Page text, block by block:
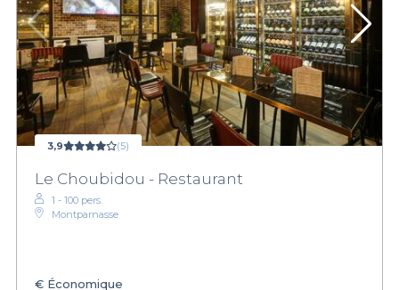
3,9 (5)
Le Choubidou - Restaurant
1 - 100 pers.
Montparnasse
€ Économique